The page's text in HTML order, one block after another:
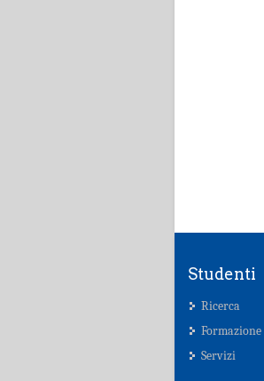
Studenti
Ricerca
Formazione
Servizi